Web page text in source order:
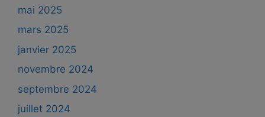
mai 2025
mars 2025
janvier 2025
novembre 2024
septembre 2024
juillet 2024